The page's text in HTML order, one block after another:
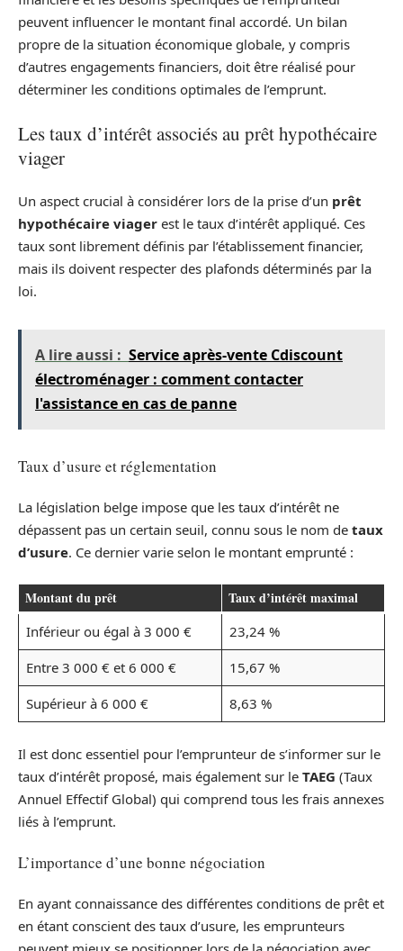
peuvent influencer le montant final accordé. Un bilan
propre de la situation économique globale, y compris
d’autres engagements financiers, doit être réalisé pour
déterminer les conditions optimales de l’emprunt.
Les taux d’intérêt associés au prêt hypothécaire
viager
Un aspect crucial à considérer lors de la prise d’un prêt
hypothécaire viager est le taux d’intérêt appliqué. Ces
taux sont librement définis par l’établissement financier,
mais ils doivent respecter des plafonds déterminés par la
loi.
A lire aussi : Service après-vente Cdiscount
électroménager : comment contacter
l'assistance en cas de panne
Taux d’usure et réglementation
La législation belge impose que les taux d’intérêt ne
dépassent pas un certain seuil, connu sous le nom de taux
d’usure. Ce dernier varie selon le montant emprunté :
Montant du prêt Taux d’intérêt maximal
Inférieur ou égal à 3 000 €
23,24 %
Entre 3 000 € et 6 000 €
15,67 %
Supérieur à 6 000 €
8,63 %
Il est donc essentiel pour l’emprunteur de s’informer sur le
taux d’intérêt proposé, mais également sur le TAEG (Taux
Annuel Effectif Global) qui comprend tous les frais annexes
liés à l’emprunt.
L’importance d’une bonne négociation
En ayant connaissance des différentes conditions de prêt et
en étant conscient des taux d’usure, les emprunteurs